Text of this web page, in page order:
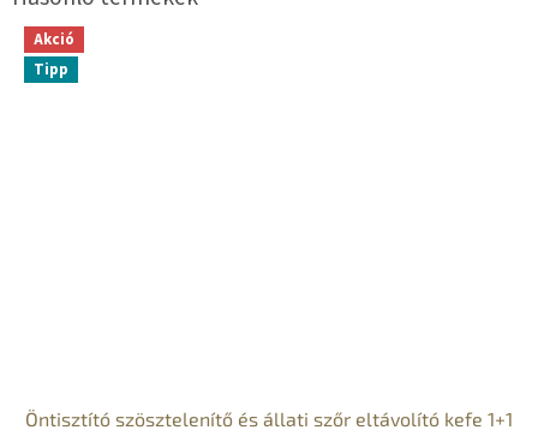
Akció
Tipp
Öntisztító szösztelenítő és állati szőr eltávolító kefe 1+1